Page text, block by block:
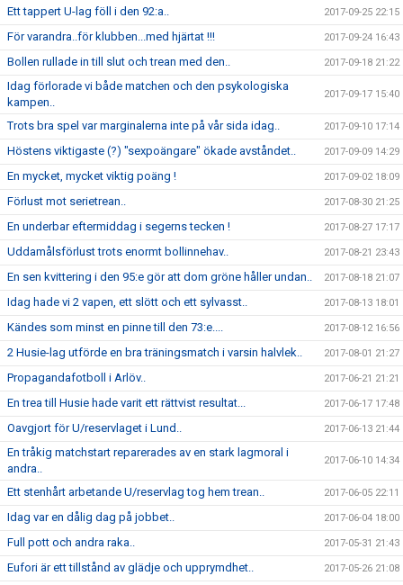
Ett tappert U-lag föll i den 92:a.. 2017-09-25 22:15
För varandra..för klubben...med hjärtat !!! 2017-09-24 16:43
Bollen rullade in till slut och trean med den.. 2017-09-18 21:22
Idag förlorade vi både matchen och den psykologiska
kampen..
2017-09-17 15:40
Trots bra spel var marginalerna inte på vår sida idag.. 2017-09-10 17:14
Höstens viktigaste (?) "sexpoängare" ökade avståndet.. 2017-09-09 14:29
En mycket, mycket viktig poäng ! 2017-09-02 18:09
Förlust mot serietrean.. 2017-08-30 21:25
En underbar eftermiddag i segerns tecken ! 2017-08-27 17:17
Uddamålsförlust trots enormt bollinnehav.. 2017-08-21 23:43
En sen kvittering i den 95:e gör att dom gröne håller undan.. 2017-08-18 21:07
Idag hade vi 2 vapen, ett slött och ett sylvasst.. 2017-08-13 18:01
Kändes som minst en pinne till den 73:e.... 2017-08-12 16:56
2 Husie-lag utförde en bra träningsmatch i varsin halvlek.. 2017-08-01 21:27
Propagandafotboll i Arlöv.. 2017-06-21 21:21
En trea till Husie hade varit ett rättvist resultat... 2017-06-17 17:48
Oavgjort för U/reservlaget i Lund.. 2017-06-13 21:44
En tråkig matchstart reparerades av en stark lagmoral i
andra..
2017-06-10 14:34
Ett stenhårt arbetande U/reservlag tog hem trean.. 2017-06-05 22:11
Idag var en dålig dag på jobbet.. 2017-06-04 18:00
Full pott och andra raka.. 2017-05-31 21:43
Eufori är ett tillstånd av glädje och upprymdhet.. 2017-05-26 21:08